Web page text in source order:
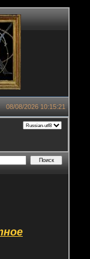
08/08/2026 10:15:21